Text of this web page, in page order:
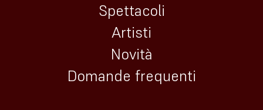
Spettacoli
Artisti
Novità
Domande frequenti